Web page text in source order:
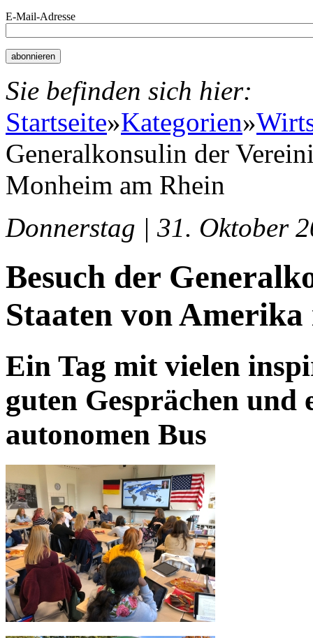
E-Mail-Adresse
Sie befinden sich hier:
Startseite»Kategorien»
Generalkonsulin der
Monheim am Rhein
Donnerstag | 31. Oktober
Besuch der
Staaten von
Ein Tag mit vielen
guten Gesprächen
autonomen Bus